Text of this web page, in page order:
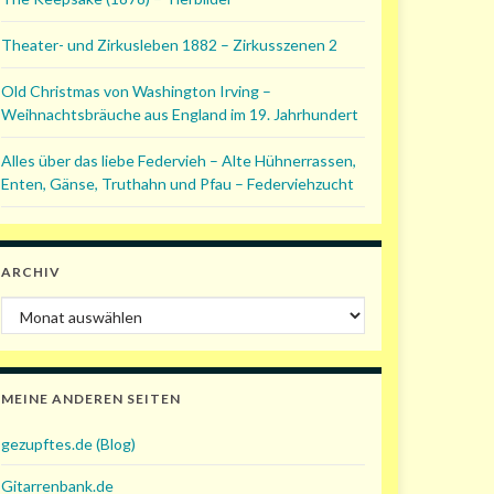
Theater- und Zirkusleben 1882 – Zirkusszenen 2
Old Christmas von Washington Irving –
Weihnachtsbräuche aus England im 19. Jahrhundert
Alles über das liebe Federvieh – Alte Hühnerrassen,
Enten, Gänse, Truthahn und Pfau – Federviehzucht
ARCHIV
Archiv
MEINE ANDEREN SEITEN
gezupftes.de (Blog)
Gitarrenbank.de